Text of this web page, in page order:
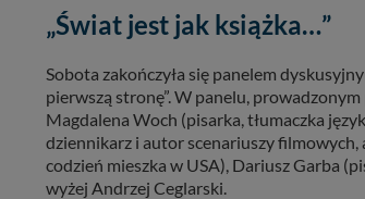
„Świat jest jak książka…”
Sobota zakończyła się panelem
pierwszą stronę”. W panelu,
Magdalena Woch (pisarka, tłumaczka
dziennikarz i autor scenariuszy
codzień mieszka w USA), Dariusz Garba
wyżej Andrzej Ceglarski.